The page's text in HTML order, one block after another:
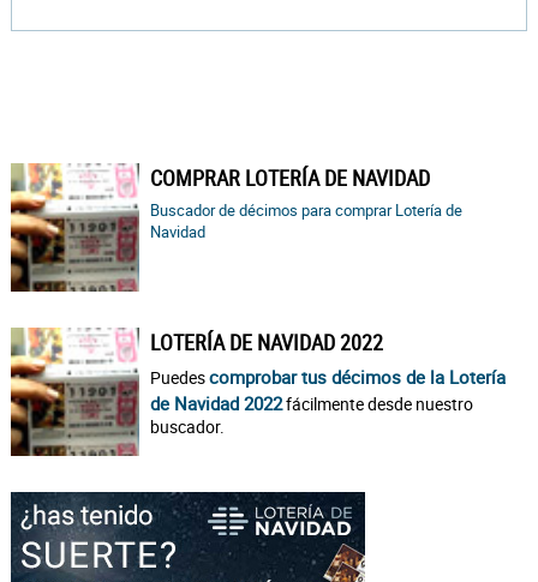
COMPRAR LOTERÍA DE NAVIDAD
Buscador de décimos para comprar Lotería de
Navidad
LOTERÍA DE NAVIDAD 2022
Puedescomprobar tus décimos de la Lotería
de Navidad 2022fácilmente desde nuestro
buscador.